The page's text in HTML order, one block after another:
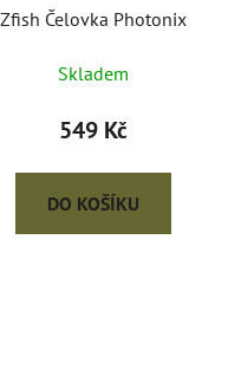
Zfish Čelovka Photonix
Skladem
549 Kč
DO KOŠÍKU